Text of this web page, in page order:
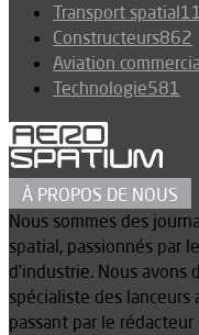
Transport spatial
Constructeurs862
Aviation
Technologie581
À PROPOS DE NOUS
Nous sommes des
spatial, passionnés par
d’industrie. Nous avons
spécialiste des
passant par le